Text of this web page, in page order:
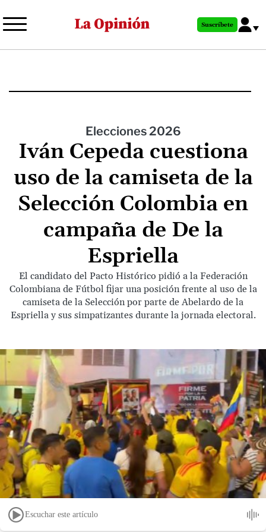
al
principal
Suscríbete
Elecciones 2026
Iván Cepeda cuestiona
uso de la camiseta de la
Selección Colombia en
campaña de De la
Espriella
El candidato del Pacto Histórico pidió a la Federación
Colombiana de Fútbol fijar una posición frente al uso de la
camiseta de la Selección por parte de Abelardo de la
Espriella y sus simpatizantes durante la jornada electoral.
Escuchar este artículo